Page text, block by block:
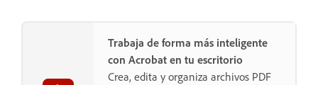
Trabaja de forma más inteligente
con Acrobat en tu escritorio
Crea, edita y organiza archivos PDF